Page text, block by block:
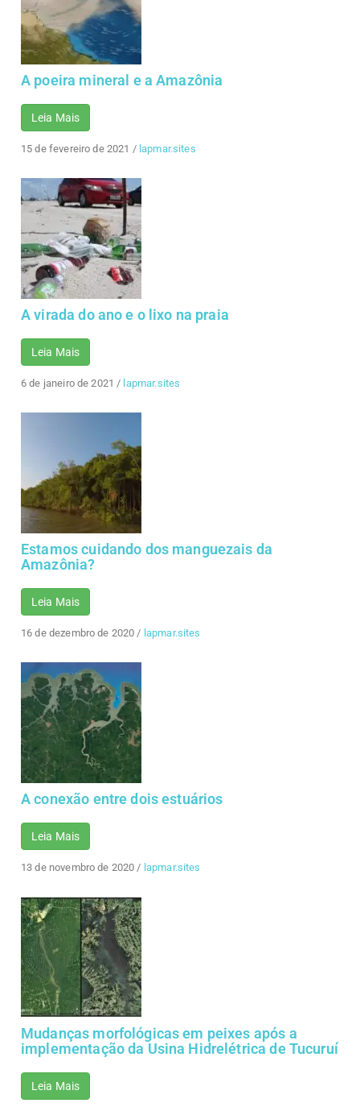
A poeira mineral e a Amazônia
Leia Mais
15 de fevereiro de 2021 / lapmar.sites
A virada do ano e o lixo na praia
Leia Mais
6 de janeiro de 2021 / lapmar.sites
Estamos cuidando dos manguezais da
Amazônia?
Leia Mais
16 de dezembro de 2020 / lapmar.sites
A conexão entre dois estuários
Leia Mais
13 de novembro de 2020 / lapmar.sites
Mudanças morfológicas em peixes após a
implementação da Usina Hidrelétrica de Tucuruí
Leia Mais